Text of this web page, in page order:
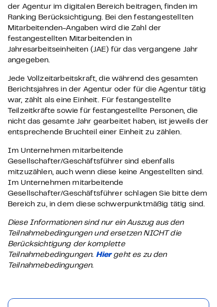
der Agentur im digitalen Bereich beitragen, finden im
Ranking Berücksichtigung. Bei den festangestellten
Mitarbeitenden-Angaben wird die Zahl der
festangestellten Mitarbeitenden in
Jahresarbeitseinheiten (JAE) für das vergangene Jahr
angegeben.
Jede Vollzeitarbeitskraft, die während des gesamten
Berichtsjahres in der Agentur oder für die Agentur tätig
war, zählt als eine Einheit. Für festangestellte
Teilzeitkräfte sowie für festangestellte Personen, die
nicht das gesamte Jahr gearbeitet haben, ist jeweils der
entsprechende Bruchteil einer Einheit zu zählen.
Im Unternehmen mitarbeitende
Gesellschafter/Geschäftsführer sind ebenfalls
mitzuzählen, auch wenn diese keine Angestellten sind.
Im Unternehmen mitarbeitende
Gesellschafter/Geschäftsführer schlagen Sie bitte dem
Bereich zu, in dem diese schwerpunktmäßig tätig sind.
Diese Informationen sind nur ein Auszug aus den
Teilnahmebedingungen und ersetzen NICHT die
Berücksichtigung der komplette
Teilnahmebedingungen. Hiergeht es zu den
Teilnahmebedingungen.